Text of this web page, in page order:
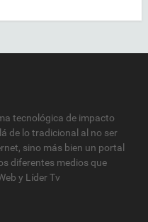
tecnológica de impacto
de lo tradicional al no ser
sino más bien un portal
diferentes medios que
y Líder Tv